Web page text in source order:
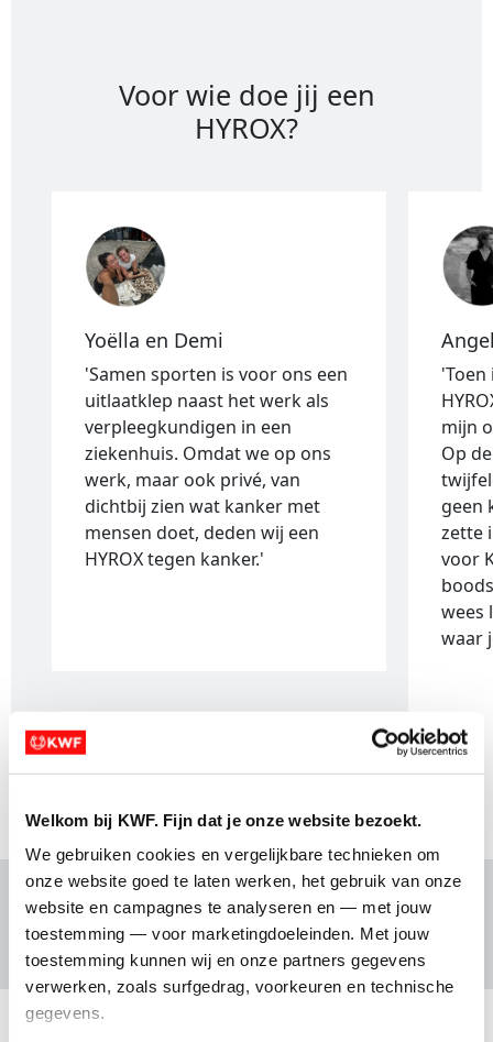
Welkom bij KWF. Fijn dat je onze website bezoekt.
We gebruiken cookies en vergelijkbare technieken om
onze website goed te laten werken, het gebruik van onze
website en campagnes te analyseren en — met jouw
toestemming — voor marketingdoeleinden. Met jouw
toestemming kunnen wij en onze partners gegevens
verwerken, zoals surfgedrag, voorkeuren en technische
gegevens.
Voor wie doe jij een
HYROX?
Yoëlla en Demi
'Samen sporten is voor ons een
uitlaatklep naast het werk als
verpleegkundigen in een
ziekenhuis. Omdat we op ons
werk, maar ook privé, van
dichtbij zien wat kanker met
mensen doet, deden wij een
HYROX tegen kanker.'
mijn
Op
geen
zette
voor
wees
waar
1 van 2
Waar doe je het voor?